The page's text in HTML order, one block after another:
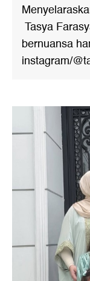
Tasya
bernuansa
instagram/